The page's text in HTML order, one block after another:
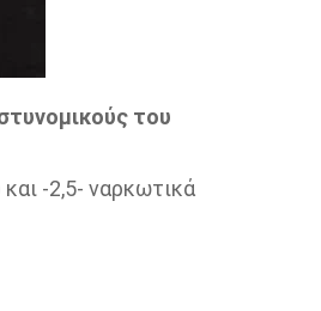
του
-2,5- ναρκωτικά